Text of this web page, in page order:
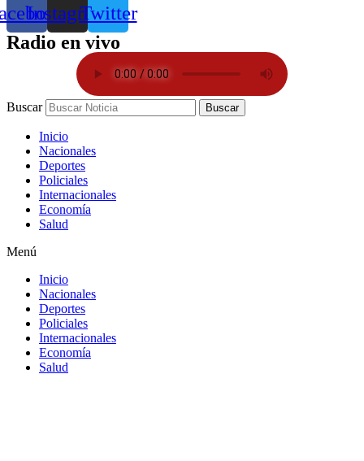
InstagramTwitter
Radio en vivo
Buscar Buscar
Inicio
Nacionales
Deportes
Policiales
Internacionales
Economía
Salud
Menú
Inicio
Nacionales
Deportes
Policiales
Internacionales
Economía
Salud